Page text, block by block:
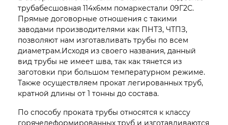
трубабесшовная 114х6мм помаркестали 09Г2С.
Прямые договорные отношения с такими
заводами производителями как ПНТЗ, ЧТПЗ,
позволяют нам изготавливать трубы по всем
диаметрам.Исходя из своего названия, данный
вид трубы не имеет шва, так как тянется из
заготовки при большом температурном режиме.
Также осуществляем прокат легированных труб,
кратной длины от 1 тонны до состава.
По способу проката трубы относятся к классу
горячедеформированных труб и изготавливаются